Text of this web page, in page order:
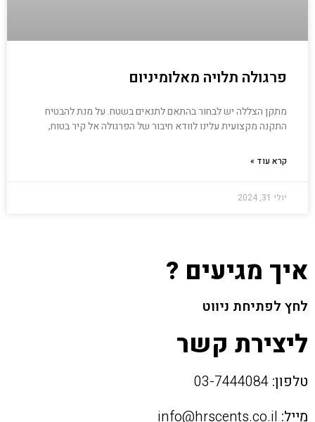
פרגולה תלויה מאלומיניום
מתקן הצללה יש לבחור בהתאם לתנאים בשטח. על מנת להבטיח
התקנה מקצועית עלינו לוודא חיבור של הפרגולה אל קיר בטוח,
קרא עוד »
יולי 31, 2024
איך מגיעים ?
לחץ לפתיחת ניווט
ליצירת קשר
טלפון:
מייל: info@hrscents.co.il